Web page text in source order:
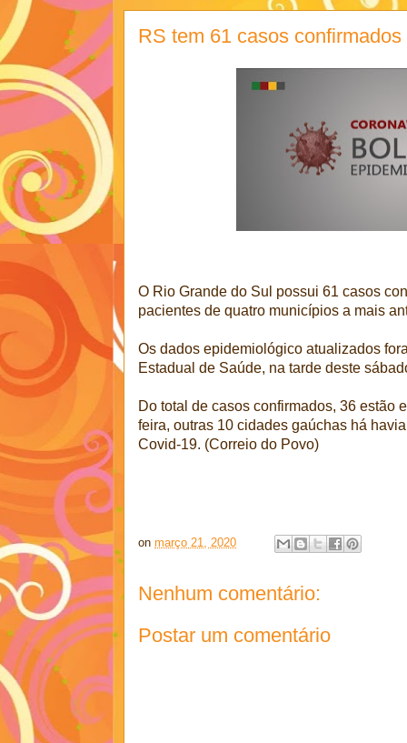
RS tem 61 casos
O Rio Grande do Sul possui 61 casos
pacientes de quatro municípios a mais
Os dados epidemiológico atualizados
Estadual de Saúde, na tarde deste
Do total de casos confirmados, 36 estão
feira, outras 10 cidades gaúchas há
Covid-19. (Correio do Povo)
on março 21, 2020
Nenhum comentário:
Postar um comentário